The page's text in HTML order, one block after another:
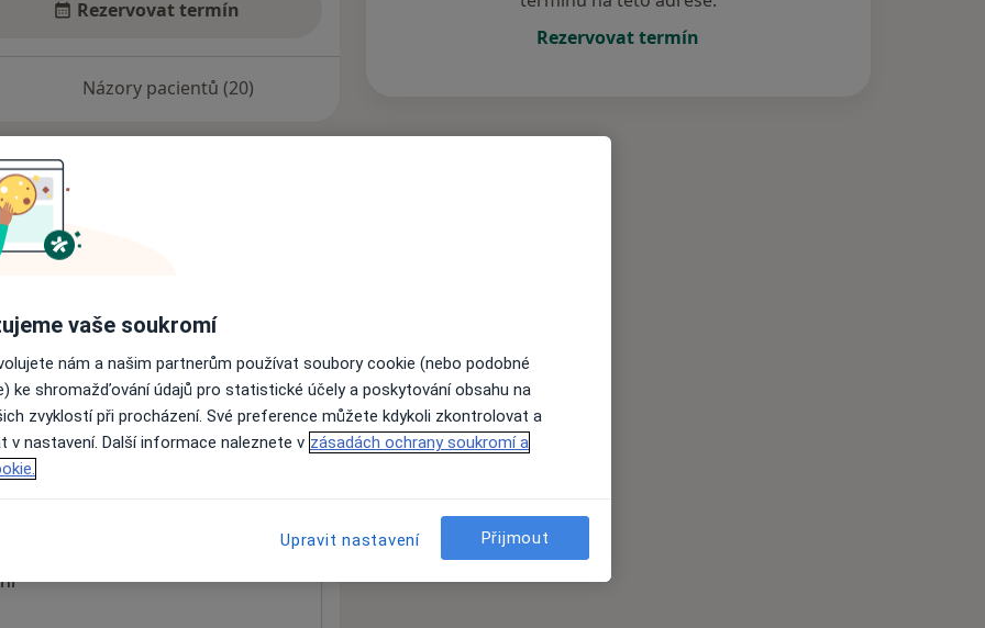
Rezervovat termín
Názory pacientů (20)
nejsou k dispozici
informace o svých službách.
Rezervovat termín
vaše soukromí
nám a našim partnerům používat soubory cookie (nebo podobné
ke shromažďování údajů pro statistické účely a poskytování obsahu na
zvyklostí při procházení. Své preference můžete kdykoli zkontrolovat a
v nastavení. Další informace naleznete v zásadách ochrany soukromí a
Upravit nastavení Přijmout